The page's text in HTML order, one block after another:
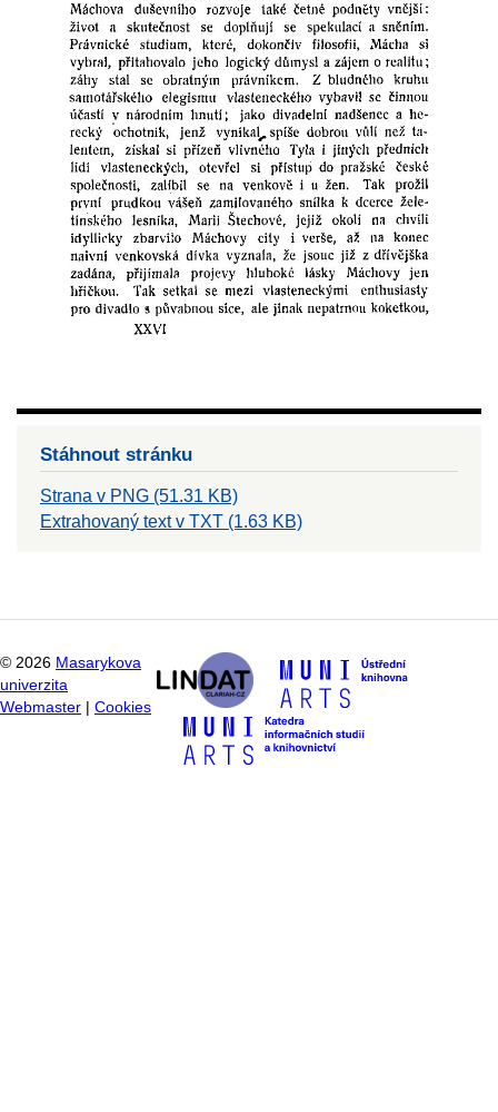
Stáhnout stránku
Strana v PNG (51.31 KB)
Extrahovaný text v TXT (1.63 KB)
© 2026 Masarykova
univerzita
Webmaster
Cookies